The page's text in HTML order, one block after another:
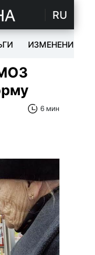
RU
ИЗМЕНЕНИЯ
6 мин